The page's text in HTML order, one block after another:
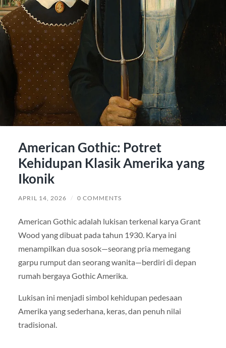
American Gothic: Potret
Kehidupan Klasik Amerika yang
Ikonik
APRIL 14, 2026 / 0 COMMENTS
American Gothic adalah lukisan terkenal karya Grant
Wood yang dibuat pada tahun 1930. Karya ini
menampilkan dua sosok—seorang pria memegang
garpu rumput dan seorang wanita—berdiri di depan
rumah bergaya Gothic Amerika.
Lukisan ini menjadi simbol kehidupan pedesaan
Amerika yang sederhana, keras, dan penuh nilai
tradisional.